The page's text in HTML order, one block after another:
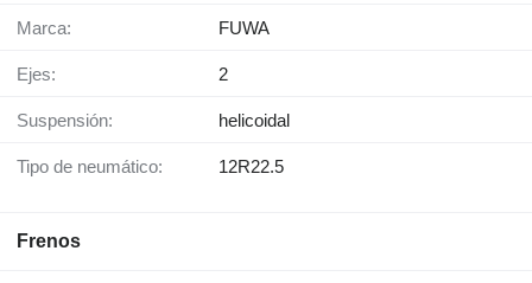
Marca: FUWA
Ejes: 2
Suspensión: helicoidal
Tipo de neumático: 12R22.5
Frenos